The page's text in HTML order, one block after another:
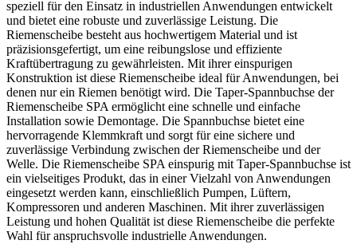
speziell für den Einsatz in industriellen Anwendungen entwickelt
und bietet eine robuste und zuverlässige Leistung. Die
Riemenscheibe besteht aus hochwertigem Material und ist
präzisionsgefertigt, um eine reibungslose und effiziente
Kraftübertragung zu gewährleisten. Mit ihrer einspurigen
Konstruktion ist diese Riemenscheibe ideal für Anwendungen, bei
denen nur ein Riemen benötigt wird. Die Taper-Spannbuchse der
Riemenscheibe SPA ermöglicht eine schnelle und einfache
Installation sowie Demontage. Die Spannbuchse bietet eine
hervorragende Klemmkraft und sorgt für eine sichere und
zuverlässige Verbindung zwischen der Riemenscheibe und der
Welle. Die Riemenscheibe SPA einspurig mit Taper-Spannbuchse ist
ein vielseitiges Produkt, das in einer Vielzahl von Anwendungen
eingesetzt werden kann, einschließlich Pumpen, Lüftern,
Kompressoren und anderen Maschinen. Mit ihrer zuverlässigen
Leistung und hohen Qualität ist diese Riemenscheibe die perfekte
Wahl für anspruchsvolle industrielle Anwendungen.